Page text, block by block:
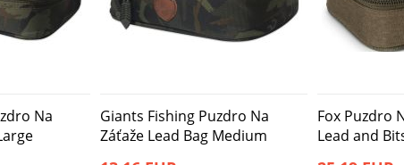
Na
Giants Fishing Puzdro Na
Záťaže Lead Bag Medium
Fox Puzdro
Lead and